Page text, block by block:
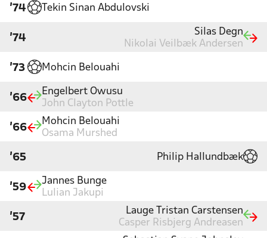
'74 Tekin Sinan Abdulovski
'74
Silas Degn
Nikolai Veilbæk Andersen
'73 Mohcin Belouahi
'66
Engelbert Owusu
John Clayton Pottle
'66
Mohcin Belouahi
Osama Murshed
'65 Philip Hallundbæk
'59
Jannes Bunge
Lulian Jakupi
'57
Lauge Tristan Carstensen
Casper Risbjerg Andreasen